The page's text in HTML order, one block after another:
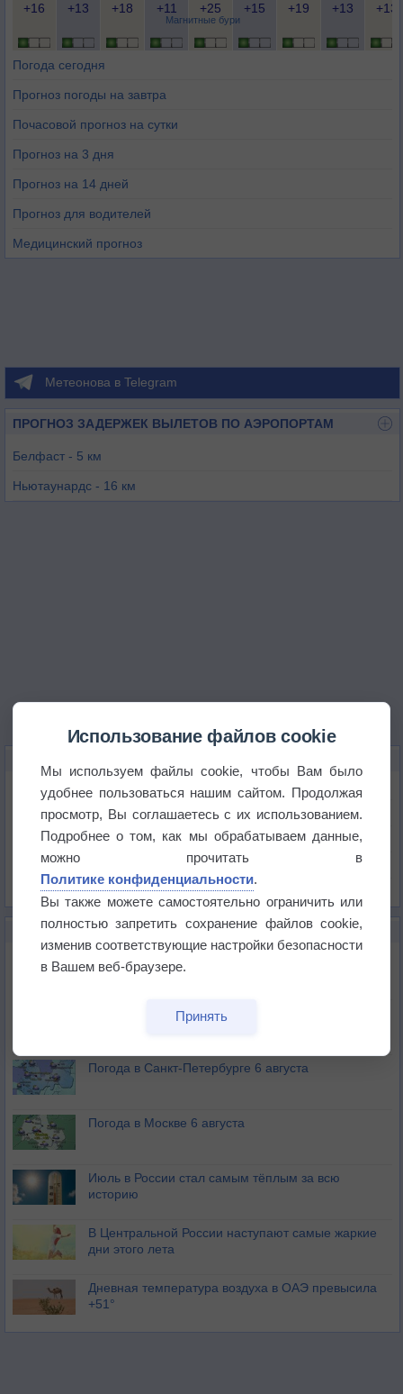
Магнитные бури
+16 +13 +18 +11 +25 +15 +19 +13 +13
Погода сегодня
Прогноз погоды на завтра
Почасовой прогноз на сутки
Прогноз на 3 дня
Прогноз на 14 дней
Прогноз для водителей
Медицинский прогноз
Метеонова в Telegram
ПРОГНОЗ ЗАДЕРЖЕК ВЫЛЕТОВ ПО АЭРОПОРТАМ
Белфаст - 5 км
Ньютаунардс - 16 км
Температура
Давление
Осадки
Облачность
Список всех карт
НОВОЕ О ПОГОДЕ
Погода в Екатеринбурге 6 августа
Погода в Краснодаре 6 августа
Погода в Санкт-Петербурге 6 августа
Погода в Москве 6 августа
Июль в России стал самым тёплым за всю
историю
В Центральной России наступают самые жаркие
дни этого лета
Дневная температура воздуха в ОАЭ превысила
+51°
Использование файлов cookie
Мы используем файлы cookie, чтобы Вам было
удобнее пользоваться нашим сайтом. Продолжая
просмотр, Вы соглашаетесь с их использованием.
Подробнее о том, как мы обрабатываем данные,
можно прочитать в
Политике конфиденциальности.
Вы также можете самостоятельно ограничить или
полностью запретить сохранение файлов cookie,
изменив соответствующие настройки безопасности
в Вашем веб-браузере.
Принять